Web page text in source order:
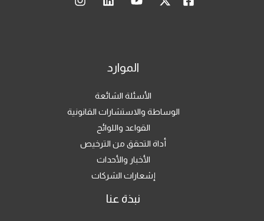
الموارد
الأسئلة الشائعة
الوساطة والاستشارات القانونية
القواعد واللوائح
أداة التحقق من الترخيص
الأخبار والأحداث
إشعارات الشركات
نبذة عنا